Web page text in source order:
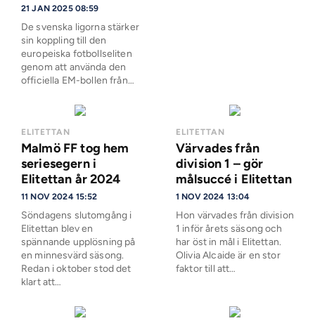
21 JAN 2025 08:59
De svenska ligorna stärker
sin koppling till den
europeiska fotbollseliten
genom att använda den
officiella EM-bollen från…
ELITETTAN
Malmö FF tog hem
seriesegern i
Elitettan år 2024
11 NOV 2024 15:52
Söndagens slutomgång i
Elitettan blev en
spännande upplösning på
en minnesvärd säsong.
Redan i oktober stod det
klart att…
ELITETTAN
Värvades från
division 1 – gör
målsuccé i Elitettan
1 NOV 2024 13:04
Hon värvades från division
1 inför årets säsong och
har öst in mål i Elitettan.
Olivia Alcaide är en stor
faktor till att…